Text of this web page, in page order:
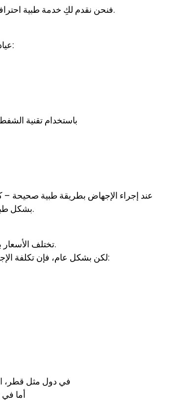
فنحن نقدم لكِ خدمة طبية احترافية، في بيئة صحية معقمة، وبخصوصية تامة، مع إشراف طبي كامل.
عيادتنا مرخصة، معتمدة، وذات سمعة طبية موثوقة. يتم إجراء الإجهاض:
🛌 باستخدام تقنية
عند إجراء الإجهاض بطريقة طبية صحيحة –
بشكل طبيعي دون أي عوائق، لأن الإجراء لا يُتلف الرحم أو يؤثر على المبايض.
تختلف الأسعار بحسب مدة الحمل، ونوع التخدير المستخدم، والفحوصات المطلوبة.
لكن بشكل عام، فإن تكلفة الإجهاض في تركيا تتراوح بين 300 و 1000 دولار أمريكي. السعر يشمل:
في دول مثل قطر،
أما